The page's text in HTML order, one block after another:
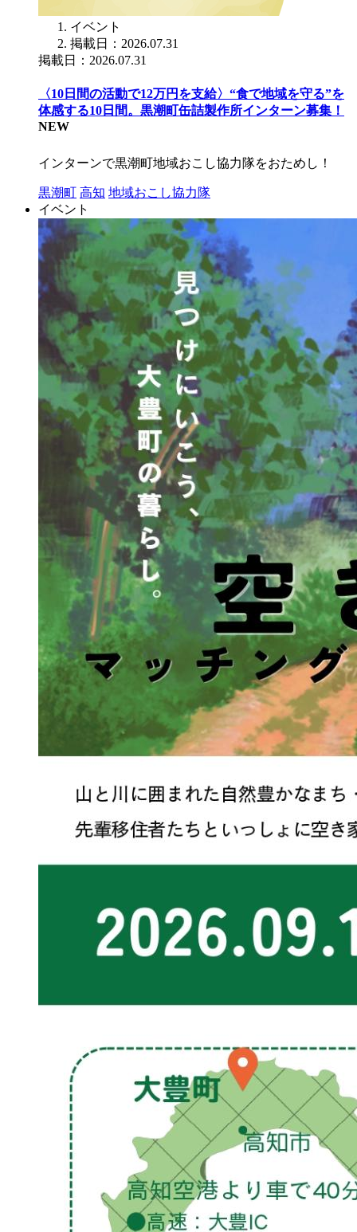
イベント
掲載日：2026.07.31
掲載日：2026.07.31
〈10日間の活動で12万円を支給〉“食で地域を守る”を
体感する10日間。黒潮町缶詰製作所インターン募集！
NEW
インターンで黒潮町地域おこし協力隊をおためし！
黒潮町 高知 地域おこし協力隊
イベント